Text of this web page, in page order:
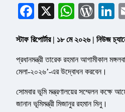
Facebook
X
স্টাফ রিপোর্টার | ১৮ মে ২০২৬ | নিউজ
প্রধানমন্ত্রী তারেক রহমান আগামীকাল
মেলা-২০২৬’-এর উদ্বোধন করবেন।
সোমবার ভূমি মন্ত্রণালয়ের সম্মেলন কক্ষে
জানান ভূমিমন্ত্রী মিজানুর রহমান মিনু।